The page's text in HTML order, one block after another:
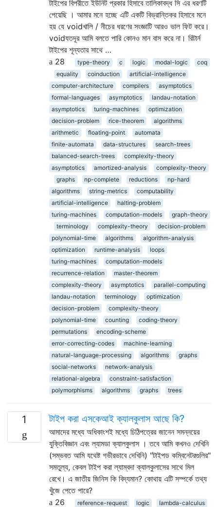
টাইপের বিপরীতে ইউনিট প্রকার হিসাবে তালিকাবদ্ধ সি এর ধরণটি
পেয়েছি । আমার মনে হচ্ছে এটি একটি বিভ্রান্তিকর হিসাবে মনে
হয় যে voidখালি / নীচের ধরণের সংজ্ঞাটি আরও ভাল ফিট করে।
voidযতদূর আমি বলতে পারি কোনও মান বাস করে না। রিটার্ন
টাইপের শূন্যতার সাথে …
28
type-theory c logic modal-logic
coq
equality
coinduction
artificial-intelligence
computer-architecture
compilers
asymptotics
formal-languages
asymptotics
landau-notation
asymptotics
turing-machines
optimization
decision-problem
rice-theorem
algorithms
arithmetic
floating-point
automata
finite-automata
data-structures
search-trees
balanced-search-trees
complexity-theory
asymptotics
amortized-analysis
complexity-theory
graphs
np-complete reductions
np-hard
algorithms
string-metrics
computability
artificial-intelligence
halting-problem
turing-machines
computation-models
graph-theory
terminology
complexity-theory
decision-problem
polynomial-time
algorithms
algorithm-analysis
optimization
runtime-analysis
loops
turing-machines
computation-models
recurrence-relation
master-theorem
complexity-theory
asymptotics
parallel-computing
landau-notation
terminology
optimization
decision-problem
complexity-theory
polynomial-time
counting
coding-theory
permutations
encoding-scheme
error-correcting-codes
machine-learning
natural-language-processing
algorithms
graphs
social-networks
network-analysis
relational-algebra
constraint-satisfaction
polymorphisms
algorithms graphs trees
1 টাইপ করা এসকেআই ক্যালকুলাস আছে কি?
আমাদের মধ্যে অধিকাংশই মধ্যে চিঠিপত্রের জানেন সমন্নয়ের
যুক্তিবিজ্ঞান এবং ল্যামডা ক্যালকুলাস । তবে আমি কখনও দেখিনি
(সম্ভবত আমি যথেষ্ট গভীরভাবে দেখিনি) "টাইপড কম্বিনেটরগুলির"
সমতুল্য, কেবল টাইপ করা ল্যাম্বদা ক্যালকুলাসের সাথে মিল
রেখে। এ জাতীয় জিনিস কি বিদ্যমান? কোথায় এটি সম্পর্কে তথ্য
খুঁজে পেতে পারে?
26
reference-request logic lambda-calculus